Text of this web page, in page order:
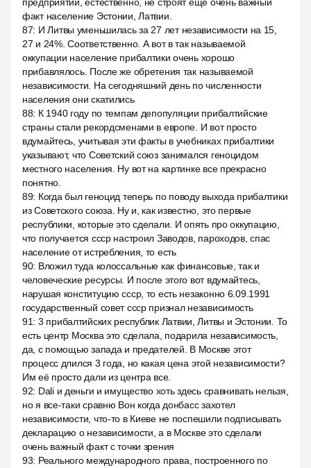
факт население Эстонии, Латвии.
87: И Литвы уменьшилась за 27 лет независимости на 15,
27 и 24%. Соответственно. А вот в так называемой
оккупации население прибалтики очень хорошо
прибавлялось. После же обретения так называемой
независимости. На сегодняшний день по численности
населения они скатились
88: К 1940 году по темпам депопуляции прибалтийские
страны стали рекордсменами в европе. И вот просто
вдумайтесь, учитывая эти факты в учебниках прибалтики
указывают, что Советский союз занимался геноцидом
местного населения. Ну вот на картинке все прекрасно
понятно.
89: Когда был геноцид теперь по поводу выхода прибалтики
из Советского союза. Ну и, как известно, это первые
республики, которые это сделали. И опять про оккупацию,
что получается ссср настроил Заводов, пароходов, спас
население от истребления, то есть
90: Вложил туда колоссальные как финансовые, так и
человеческие ресурсы. И после этого вот вдумайтесь,
нарушая конституцию ссср, то есть незаконно 6.09.1991
государственный совет ссср признал независимость
91: 3 прибалтийских республик Латвии, Литвы и Эстонии. То
есть центр Москва это сделала, подарила независимость,
да, с помощью запада и предателей. В Москве этот
процесс длился 3 года, но какая цена этой независимости?
Им её просто дали из центра все.
92: Dali и деньги и имущество хоть здесь сравнивать нельзя,
но я все-таки сравню Вон когда донбасс захотел
независимости, что-то в Киеве не поспешили подписывать
декларацию о независимости, а в Москве это сделали
очень важный факт с точки зрения
93: Реального международного права, построенного по